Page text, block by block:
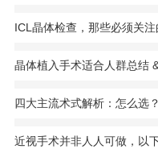
ICL晶体检查，那些必须关注
晶体植入手术适合人群总结
四大主流术式解析：怎么选
近视手术并非人人可做，以